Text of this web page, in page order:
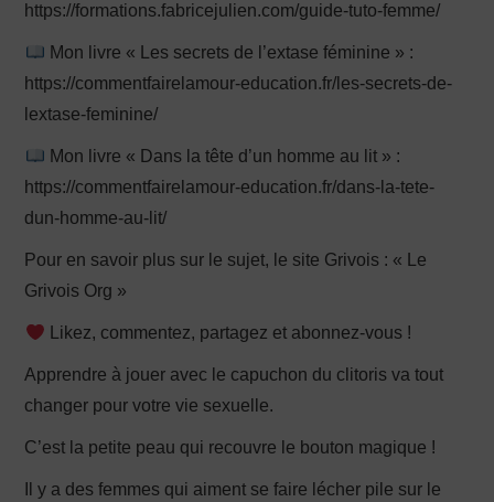
https://formations.fabricejulien.com/guide-tuto-femme/
Mon livre « Les secrets de l’extase féminine » :
https://commentfairelamour-education.fr/les-secrets-de-
lextase-feminine/
Mon livre « Dans la tête d’un homme au lit » :
https://commentfairelamour-education.fr/dans-la-tete-
dun-homme-au-lit/
Pour en savoir plus sur le sujet, le site Grivois : « Le
Grivois Org »
Likez, commentez, partagez et abonnez-vous !
Apprendre à jouer avec le capuchon du clitoris va tout
changer pour votre vie sexuelle.
C’est la petite peau qui recouvre le bouton magique !
Il y a des femmes qui aiment se faire lécher pile sur le